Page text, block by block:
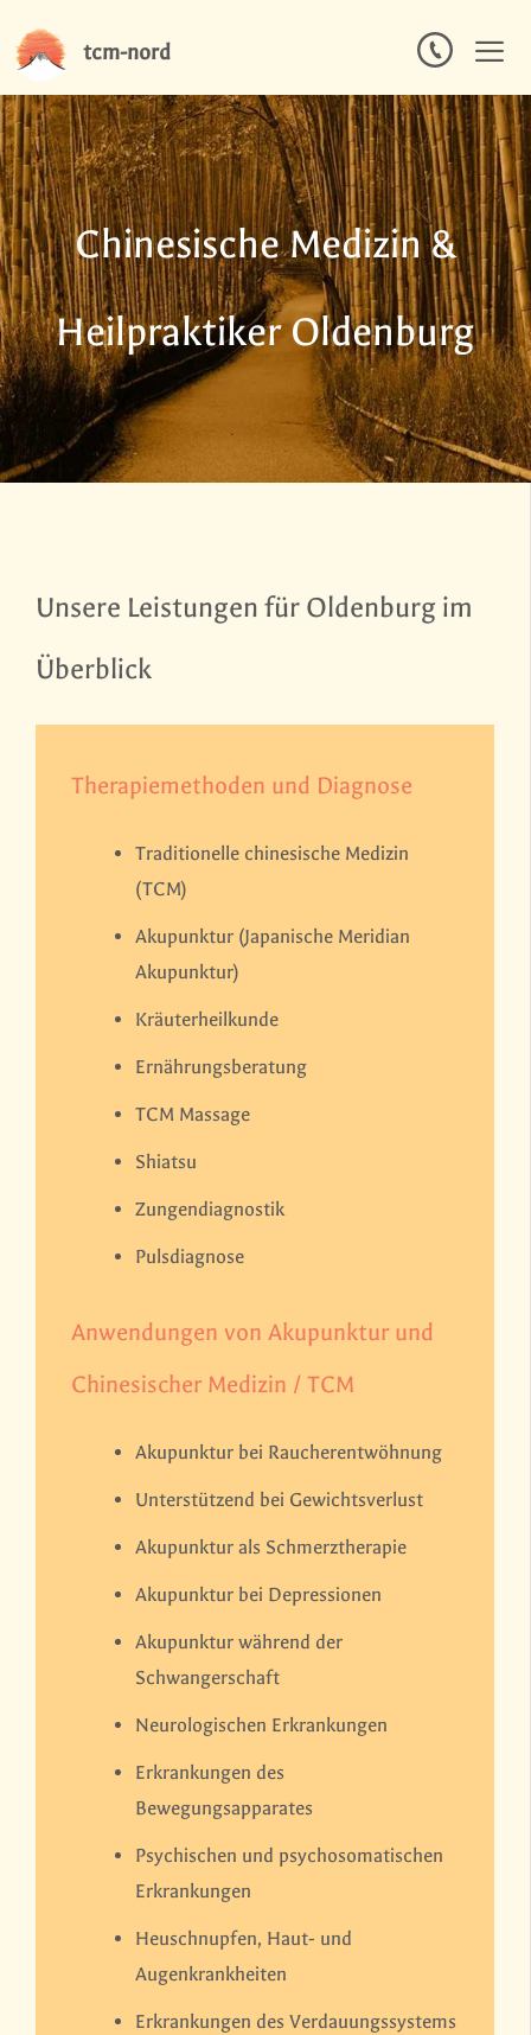
Inhalt
springen
tcm-nord
Chinesische Medizin &
Heilpraktiker Oldenburg
Unsere Leistungen für Oldenburg im
Überblick
Therapiemethoden und Diagnose
Traditionelle chinesische Medizin
(TCM)
Akupunktur (Japanische Meridian
Akupunktur)
Kräuterheilkunde
Ernährungsberatung
TCM Massage
Shiatsu
Zungendiagnostik
Pulsdiagnose
Anwendungen von Akupunktur und
Chinesischer Medizin / TCM
Akupunktur bei Raucherentwöhnung
Unterstützend bei Gewichtsverlust
Akupunktur als Schmerztherapie
Akupunktur bei Depressionen
Akupunktur während der
Schwangerschaft
Neurologischen Erkrankungen
Erkrankungen des
Bewegungsapparates
Psychischen und psychosomatischen
Erkrankungen
Heuschnupfen, Haut- und
Augenkrankheiten
Erkrankungen des Verdauungssystems